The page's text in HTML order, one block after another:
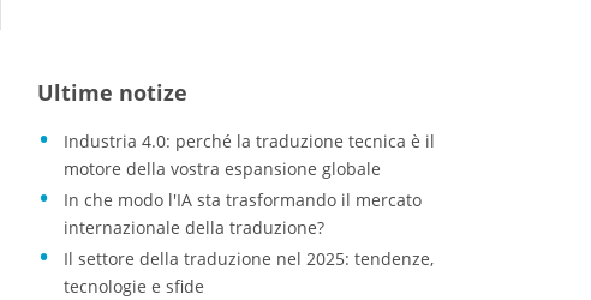
Ultime notize
Industria 4.0: perché la traduzione tecnica è il
motore della vostra espansione globale
In che modo l'IA sta trasformando il mercato
internazionale della traduzione?
Il settore della traduzione nel 2025: tendenze,
tecnologie e sfide